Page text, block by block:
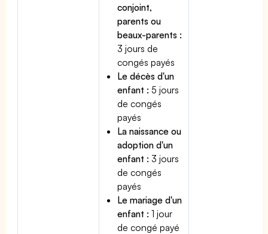
conjoint,
parents ou
beaux-parents :
3 jours de
congés payés
Le décès d'un
enfant : 5 jours
de congés
payés
La naissance ou
adoption d'un
enfant : 3 jours
de congés
payés
Le mariage d'un
enfant : 1 jour
de congé payé